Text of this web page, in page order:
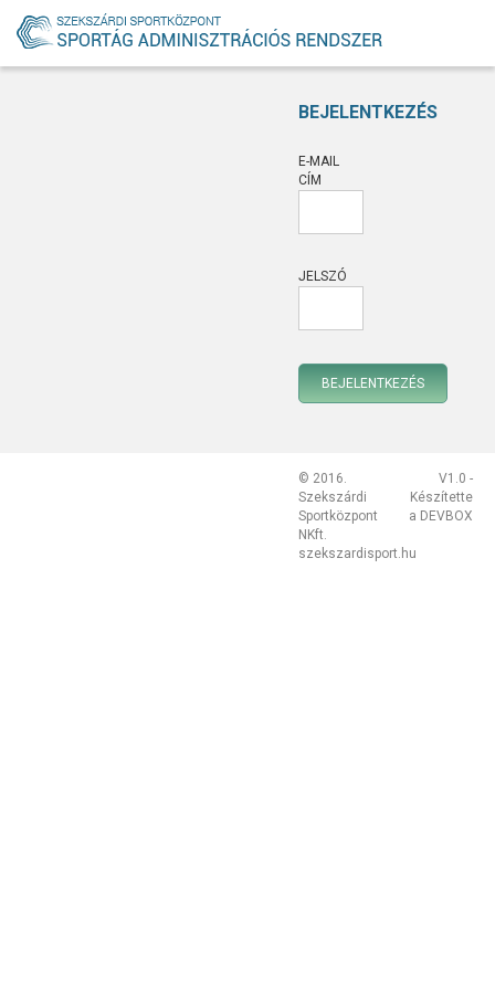
BEJELENTKEZÉS
E-MAIL
CÍM
JELSZÓ
© 2016.
Szekszárdi
Sportközpont
NKft.
szekszardisport.hu
V1.0 -
Készítette
a DEVBOX